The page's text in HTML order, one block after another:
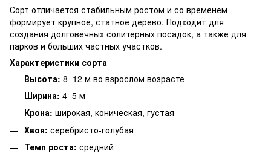
Сорт отличается стабильным ростом и со временем
формирует крупное, статное дерево. Подходит для
создания долговечных солитерных посадок, а также для
парков и больших частных участков.
Характеристики сорта
Высота: 8–12 м во взрослом возрасте
Ширина: 4–5 м
Крона: широкая, коническая, густая
Хвоя: серебристо-голубая
Темп роста: средний